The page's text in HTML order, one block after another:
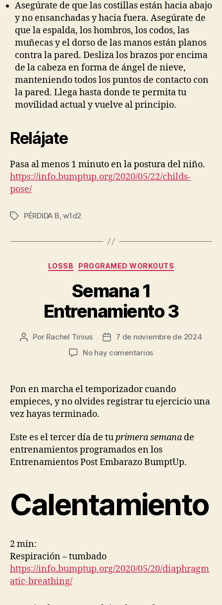
Asegúrate de que las costillas están hacia abajo
y no ensanchadas y hacia fuera. Asegúrate de
que la espalda, los hombros, los codos, las
muñecas y el dorso de las manos están planos
contra la pared. Desliza los brazos por encima
de la cabeza en forma de ángel de nieve,
manteniendo todos los puntos de contacto con
la pared. Llega hasta donde te permita tu
movilidad actual y vuelve al principio.
Relájate
Pasa al menos 1 minuto en la postura del niño.
https://info.bumptup.org/2020/05/22/childs-
pose/
Etiquetas
PÉRDIDA B,w1d2
Categorías
LOSSB PROGRAMED WORKOUTS
Semana 1
Entrenamiento 3
Autor
Por Rachel Tinius
Fecha7 de noviembre de 2024
No hay comentariosen
Entrenamiento
Pon en marcha el temporizador cuando
empieces, y no olvides registrar tu ejercicio una
vez hayas terminado.
Este es el tercer día de tuprimera semana de
entrenamientos programados en los
Entrenamientos Post Embarazo BumptUp.
Calentamiento
2 min:
Respiración – tumbado
https://info.bumptup.org/2020/05/20/diaphragm
atic-breathing/